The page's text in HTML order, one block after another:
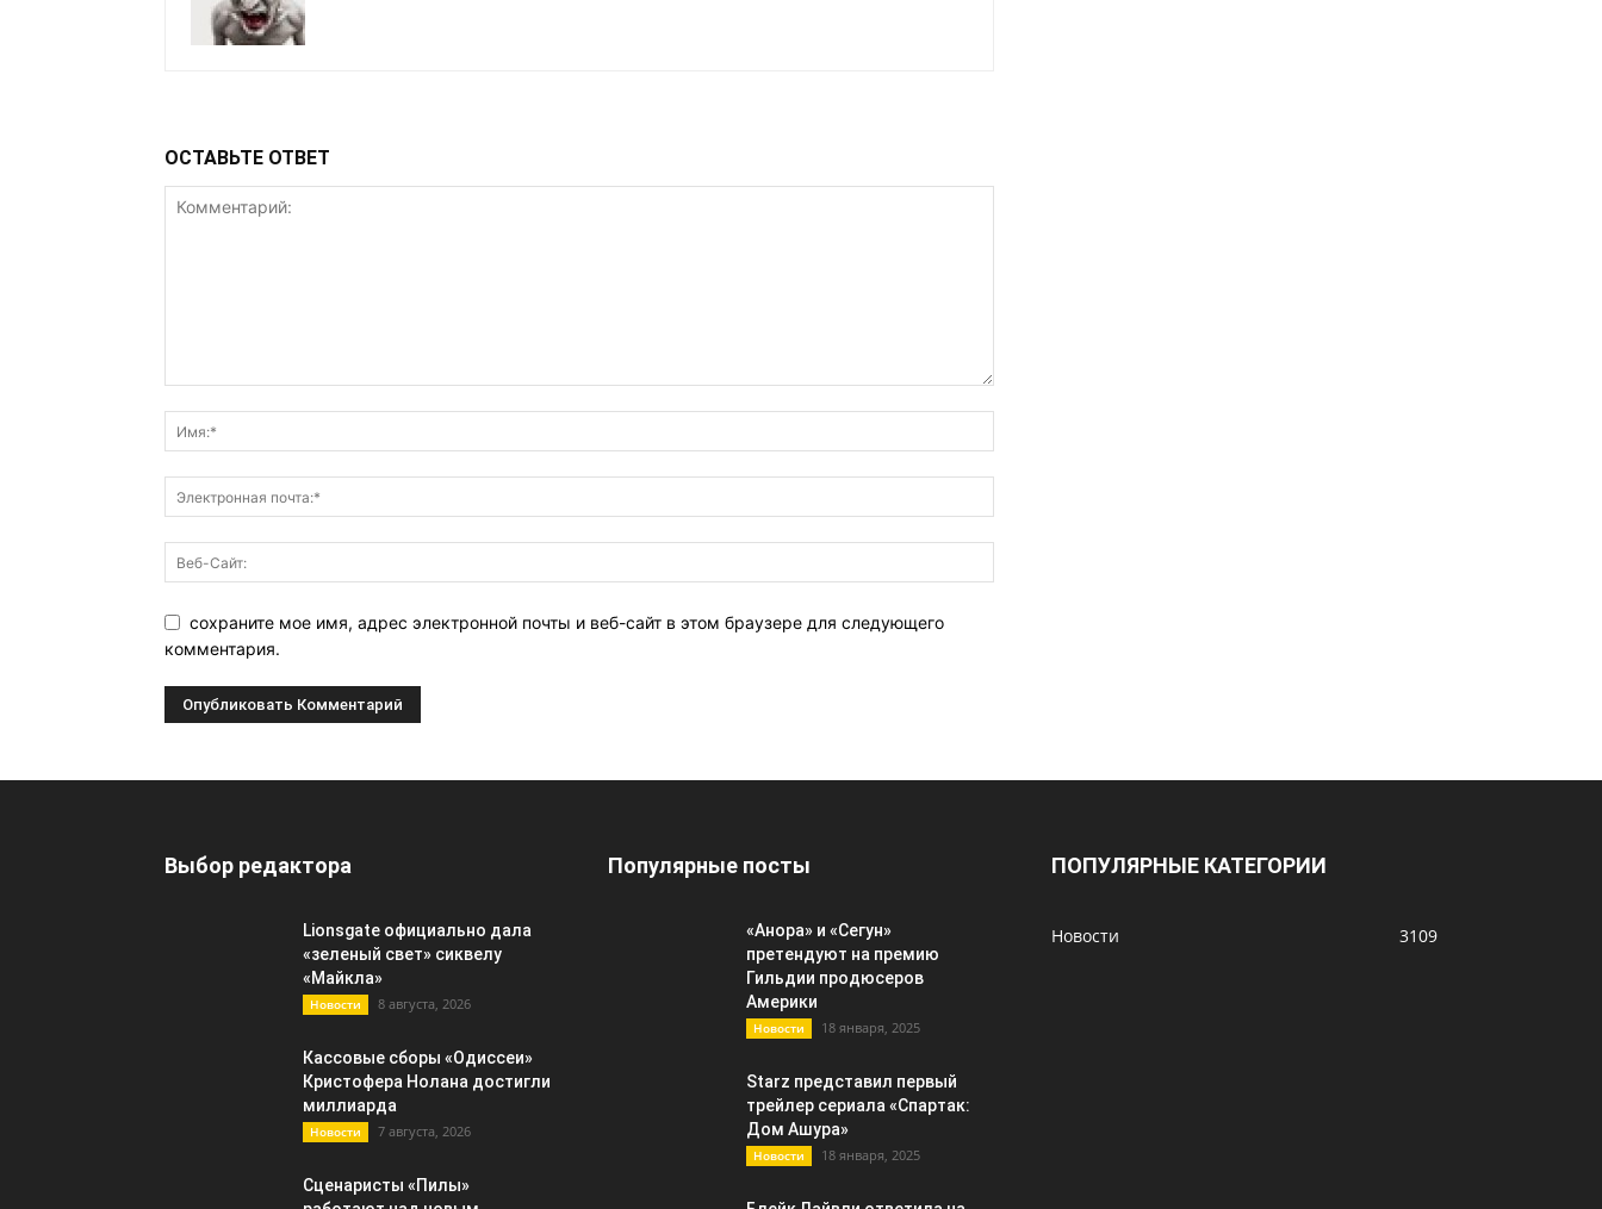
ОСТАВЬТЕ ОТВЕТ
сохраните мое имя, адрес электронной почты и веб-сайт в этом браузере для следующего
комментария.
Выбор редактора
Lionsgate официально дала
«зеленый свет» сиквелу
«Майкла»
Новости 8 августа, 2026
Кассовые сборы «Одиссеи»
Кристофера Нолана достигли
миллиарда
Новости 7 августа, 2026
Сценаристы «Пилы»
Популярные посты
«Анора» и «Сегун»
претендуют на премию
Гильдии продюсеров
Америки
Новости 18 января, 2025
Starz представил первый
трейлер сериала «Спартак:
Дом Ашура»
Новости 18 января, 2025
ПОПУЛЯРНЫЕ КАТЕГОРИИ
Новости 3109